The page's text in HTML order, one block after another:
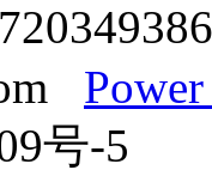
号-5